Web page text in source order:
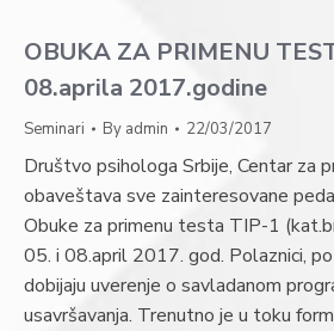
OBUKA ZA PRIMENU
08.aprila 2017.godine
Seminari By admin 22/03/2017
Društvo psihologa Srbije, Centar za
obaveštava sve zainteresovane
Obuke za primenu testa TIP-1
05. i 08.april 2017. god. Polaznici,
dobijaju uverenje o savladanom
usavršavanja. Trenutno je u toku